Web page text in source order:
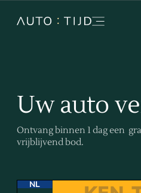
Uw auto
Ontvang binnen 1 dag een
vrijblijvend bod.
NL